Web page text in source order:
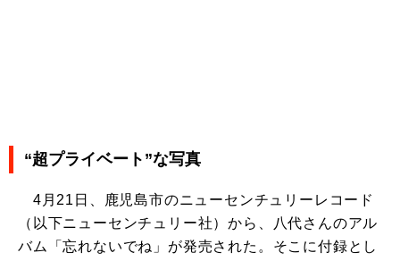
“超プライベート”な写真
4月21日、鹿児島市のニューセンチュリーレコード
（以下ニューセンチュリー社）から、八代さんのアル
バム「忘れないでね」が発売された。そこに付録とし